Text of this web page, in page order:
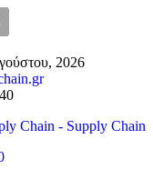
2026
Chain - Supply Chain